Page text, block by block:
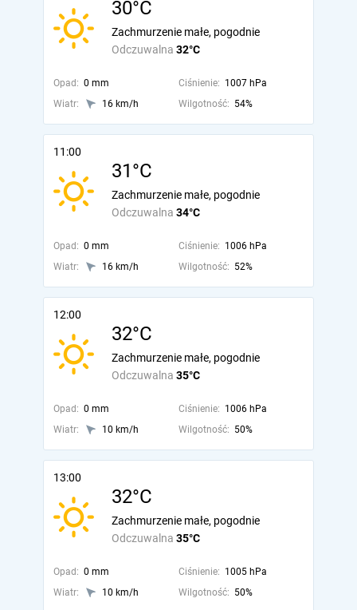
30°C
Odczuwalna 32°C
Zachmurzenie małe, pogodnie
Opad: 0 mm Ciśnienie: 1007 hPa
Wiatr:
16 km/h Wilgotność: 54%
11:00
31°C
Odczuwalna 34°C
Zachmurzenie małe, pogodnie
Opad: 0 mm Ciśnienie: 1006 hPa
Wiatr:
16 km/h Wilgotność: 52%
12:00
32°C
Odczuwalna 35°C
Zachmurzenie małe, pogodnie
Opad: 0 mm Ciśnienie: 1006 hPa
Wiatr:
10 km/h Wilgotność: 50%
13:00
32°C
Odczuwalna 35°C
Zachmurzenie małe, pogodnie
Opad: 0 mm Ciśnienie: 1005 hPa
Wiatr:
10 km/h Wilgotność: 50%